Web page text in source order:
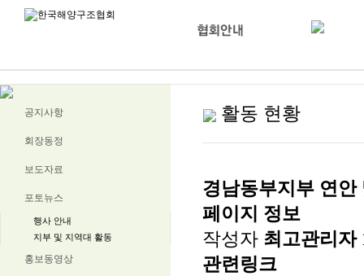
공지사항
회장동정
보도자료
포토뉴스
행사 안내
지부 및 지역대 활동
홍보동영상
활동 현황
경남동부지부 연안
페이지 정보
작성자 최고관리자
관련링크